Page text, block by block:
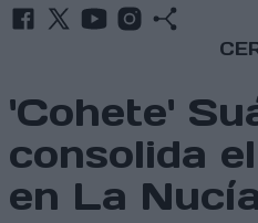
'Cohete'
consolida
en La